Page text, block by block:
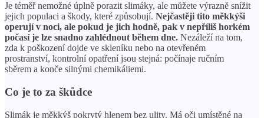
Je téměř nemožné úplně porazit slimáky, ale můžete výrazně snížit
jejich populaci a škody, které způsobují. Nejčastěji tito měkkýši
operují v noci, ale pokud je jich hodně, pak v nepříliš horkém
počasí je lze snadno zahlédnout během dne. Nezáleží na tom,
zda k poškození dojde ve skleníku nebo na otevřeném
prostranství, kontrolní opatření jsou stejná: počínaje ručním
sběrem a konče silnými chemikáliemi.
Co je to za škůdce
Slimák je měkkýš pokrytý hlenem bez ulity. Má oči umístěné na